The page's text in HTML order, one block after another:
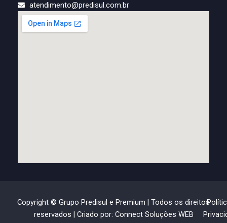
atendimento@predisul.com.br
Copyright © Grupo Predisul e Premium | Todos os direitos
reservados | Criado por: Connect Soluções WEB